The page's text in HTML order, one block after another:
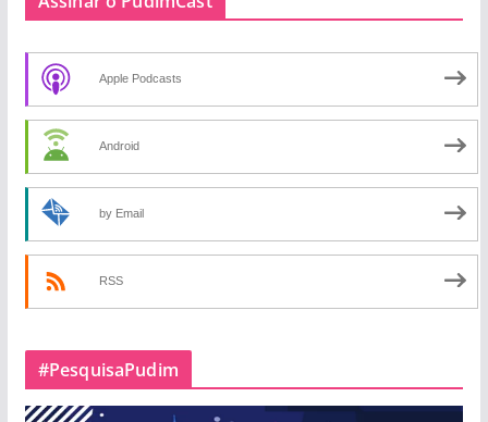
Apple Podcasts
Android
by Email
RSS
#PesquisaPudim